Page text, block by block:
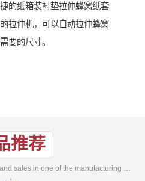
的纸箱装衬垫拉伸蜂窝纸套
拉伸机，可以自动拉伸蜂窝
要的尺寸。
推荐
Development, design, production and sales in one of the manufacturing enterprises